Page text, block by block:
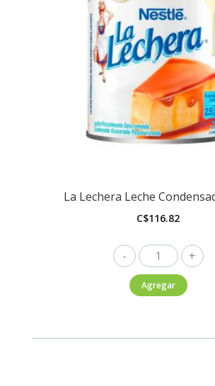
La Lechera Leche
C$116.82
La
Lechera
Leche
Agregar